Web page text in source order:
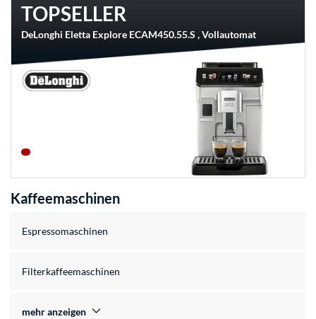
TOPSELLER
DeLonghi Eletta Explore ECAM450.55.S , Vollautomat
Kaffeemaschinen
Espressomaschinen
Filterkaffeemaschinen
mehr anzeigen